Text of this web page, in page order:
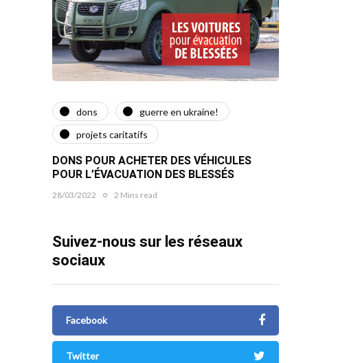
dons
guerre en ukraine!
projets caritatifs
DONS POUR ACHETER DES VÉHICULES
POUR L’ÉVACUATION DES BLESSÉS
28/03/2022 2 Mins read
Suivez-nous sur les réseaux
sociaux
Facebook
Twitter